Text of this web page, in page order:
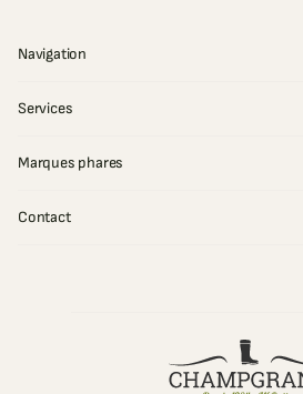
Navigation
Services
Marques phares
Contact